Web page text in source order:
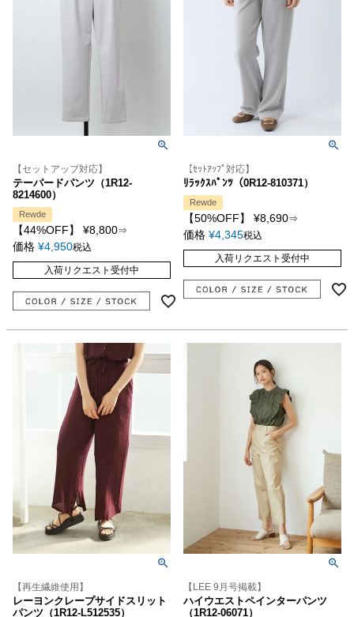
【セットアップ対応】
テーパードパンツ（1R12-
8214600）
Rewde
【44%OFF】 ¥8,800⇒
価格 ¥4,950税込
入荷リクエスト受付中
【ｾｯﾄｱｯﾌﾟ対応】
ﾘﾗｯｸｽﾊﾟﾝﾂ（0R12-810371）
Rewde
【50%OFF】 ¥8,690⇒
価格 ¥4,345税込
入荷リクエスト受付中
【再生繊維使用】
レーヨンクレープサイドスリット
パンツ（1R12-L512535）
【LEE 9月号掲載】
ハイウエストペインターパンツ
（1R12-06071）